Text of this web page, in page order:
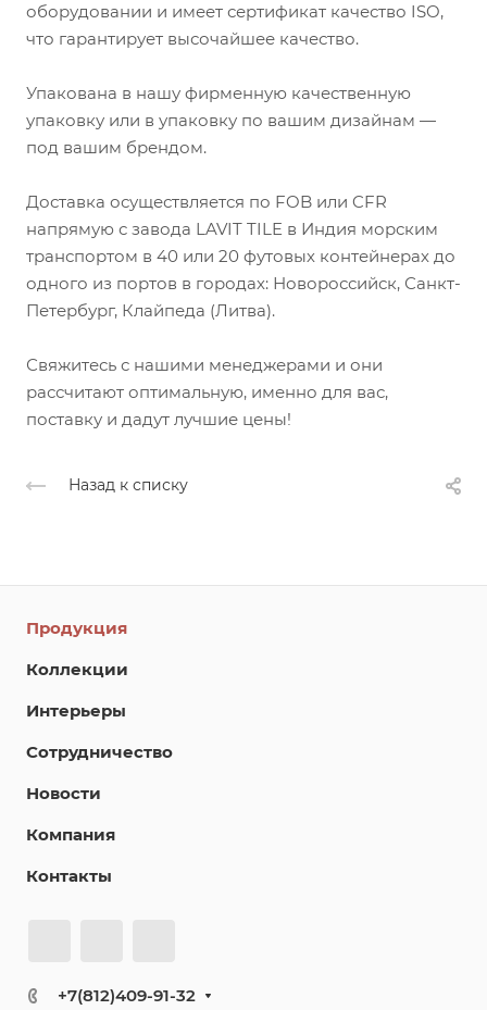
оборудовании и имеет сертификат качество ISO,
что гарантирует высочайшее качество.
Упакована в нашу фирменную качественную
упаковку или в упаковку по вашим дизайнам —
под вашим брендом.
Доставка осуществляется по FOB или CFR
напрямую с завода LAVIT TILE в Индия морским
транспортом в 40 или 20 футовых контейнерах до
одного из портов в городах: Новороссийск, Санкт-
Петербург, Клайпеда (Литва).
Свяжитесь с нашими менеджерами и они
рассчитают оптимальную, именно для вас,
поставку и дадут лучшие цены!
Назад к списку
Продукция
Коллекции
Интерьеры
Сотрудничество
Новости
Компания
Контакты
+7(812)409-91-32